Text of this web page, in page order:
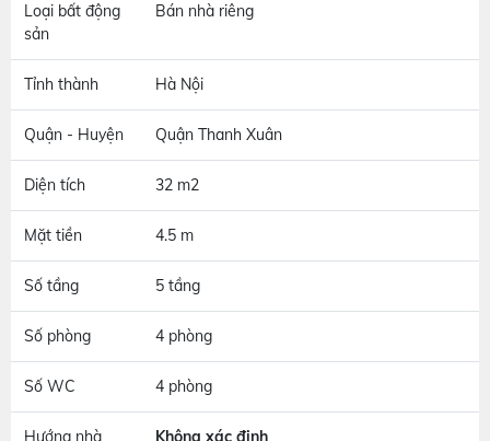
Loại bất động
sản
Bán nhà riêng
Tỉnh thành Hà Nội
Quận - Huyện Quận Thanh Xuân
Diện tích 32 m2
Mặt tiền 4.5 m
Số tầng 5 tầng
Số phòng 4 phòng
Số WC 4 phòng
Hướng nhà Không xác định